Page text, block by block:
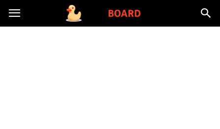
Toysboard.pl